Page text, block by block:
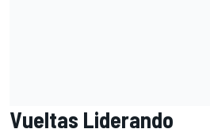
Vueltas Liderando